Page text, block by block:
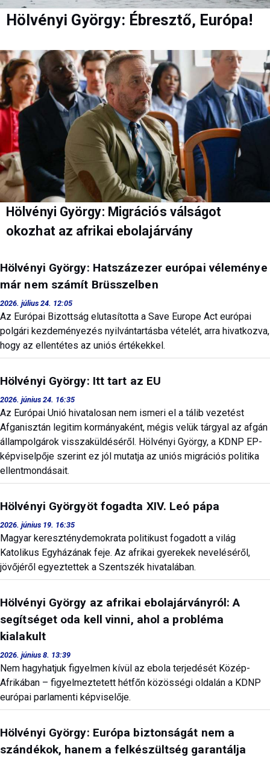
Hölvényi György: Ébresztő, Európa!
Hölvényi György: Migrációs válságot
okozhat az afrikai ebolajárvány
Hölvényi György: Hatszázezer európai véleménye
már nem számít Brüsszelben
2026. július 24. 12:05
Az Európai Bizottság elutasította a Save Europe Act európai
polgári kezdeményezés nyilvántartásba vételét, arra hivatkozva,
hogy az ellentétes az uniós értékekkel.
Hölvényi György: Itt tart az EU
2026. június 24. 16:35
Az Európai Unió hivatalosan nem ismeri el a tálib vezetést
Afganisztán legitim kormányaként, mégis velük tárgyal az afgán
állampolgárok visszaküldéséről. Hölvényi György, a KDNP EP-
képviselpője szerint ez jól mutatja az uniós migrációs politika
ellentmondásait.
Hölvényi Györgyöt fogadta XIV. Leó pápa
2026. június 19. 16:35
Magyar kereszténydemokrata politikust fogadott a világ
Katolikus Egyházának feje. Az afrikai gyerekek neveléséről,
jövőjéről egyeztettek a Szentszék hivatalában.
Hölvényi György az afrikai ebolajárványról: A
segítséget oda kell vinni, ahol a probléma
kialakult
2026. június 8. 13:39
Nem hagyhatjuk figyelmen kívül az ebola terjedését Közép-
Afrikában – figyelmeztetett hétfőn közösségi oldalán a KDNP
európai parlamenti képviselője.
Hölvényi György: Európa biztonságát nem a
szándékok, hanem a felkészültség garantálja